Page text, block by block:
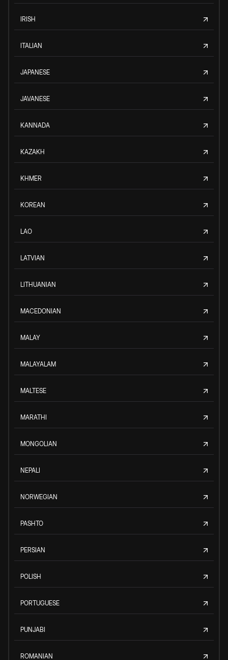
IRISH
ITALIAN
JAPANESE
JAVANESE
KANNADA
KAZAKH
KHMER
KOREAN
LAO
LATVIAN
LITHUANIAN
MACEDONIAN
MALAY
MALAYALAM
MALTESE
MARATHI
MONGOLIAN
NEPALI
NORWEGIAN
PASHTO
PERSIAN
POLISH
PORTUGUESE
PUNJABI
ROMANIAN